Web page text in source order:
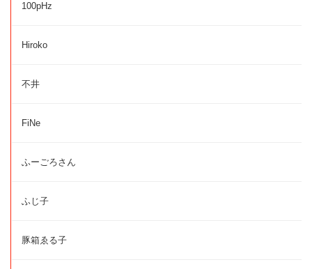
100pHz
Hiroko
不井
FiNe
ふーごろさん
ふじ子
豚箱ゑる子